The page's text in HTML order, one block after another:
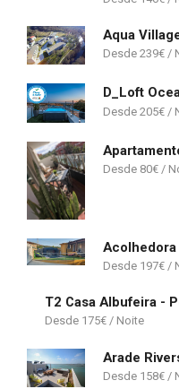
Aqua
239€
D_Loft
205€
80€
197€
T2 Casa Albufeira -
175€
Arade
158€